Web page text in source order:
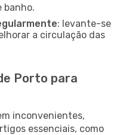
banho.
: levante-se
a circulação das
Porto para
inconvenientes,
essenciais, como